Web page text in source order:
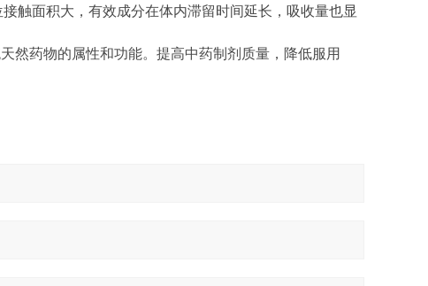
触面积大，有效成分在体内滞留时间延长，吸收量也显
然药物的属性和功能。提高中药制剂质量，降低服用